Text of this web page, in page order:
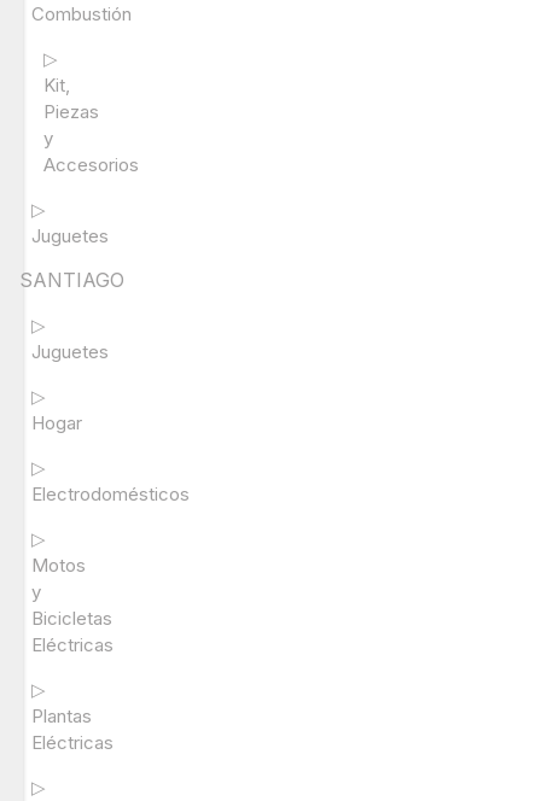
Combustión
▷
Kit,
Piezas
y
Accesorios
▷
Juguetes
SANTIAGO
▷
Juguetes
▷
Hogar
▷
Electrodomésticos
▷
Motos
y
Bicicletas
Eléctricas
▷
Plantas
Eléctricas
▷